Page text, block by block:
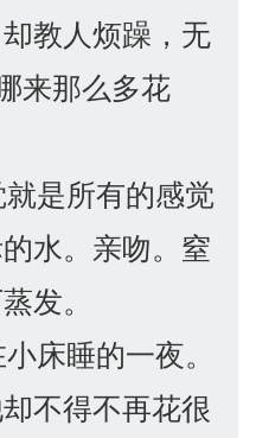
教人烦躁，无
来那么多花
是所有的感觉
水。亲吻。窒
发。
床睡的一夜。
不得不再花很